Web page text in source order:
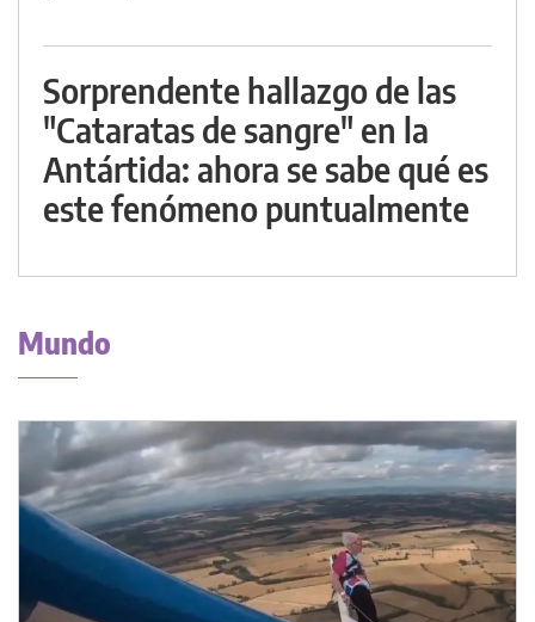
Sorprendente hallazgo de las
"Cataratas de sangre" en la
Antártida: ahora se sabe qué es
este fenómeno puntualmente
Mundo